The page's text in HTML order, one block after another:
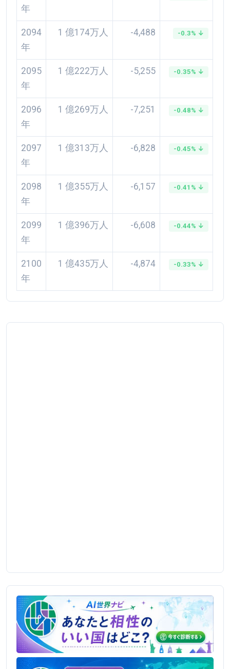
年
2094
年
1 億174万人 -4,488 -0.3% ↓
2095
年
1 億222万人 -5,255 -0.35% ↓
2096
年
1 億269万人 -7,251 -0.48% ↓
2097
年
1 億313万人 -6,828 -0.45% ↓
2098
年
1 億355万人 -6,157 -0.41% ↓
2099
年
1 億396万人 -6,608 -0.44% ↓
2100
年
1 億435万人 -4,874 -0.33% ↓